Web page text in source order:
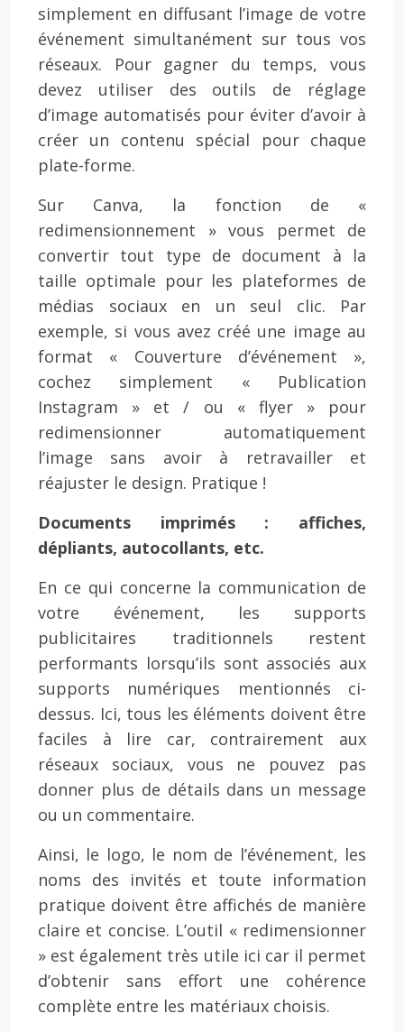
simplement en diffusant l’image de votre
événement simultanément sur tous vos
réseaux. Pour gagner du temps, vous
devez utiliser des outils de réglage
d’image automatisés pour éviter d’avoir à
créer un contenu spécial pour chaque
plate-forme.
Sur Canva, la fonction de «
redimensionnement » vous permet de
convertir tout type de document à la
taille optimale pour les plateformes de
médias sociaux en un seul clic. Par
exemple, si vous avez créé une image au
format « Couverture d’événement »,
cochez simplement « Publication
Instagram » et / ou « flyer » pour
redimensionner automatiquement
l’image sans avoir à retravailler et
réajuster le design. Pratique !
Documents imprimés : affiches,
dépliants, autocollants, etc.
En ce qui concerne la communication de
votre événement, les supports
publicitaires traditionnels restent
performants lorsqu’ils sont associés aux
supports numériques mentionnés ci-
dessus. Ici, tous les éléments doivent être
faciles à lire car, contrairement aux
réseaux sociaux, vous ne pouvez pas
donner plus de détails dans un message
ou un commentaire.
Ainsi, le logo, le nom de l’événement, les
noms des invités et toute information
pratique doivent être affichés de manière
claire et concise. L’outil « redimensionner
» est également très utile ici car il permet
d’obtenir sans effort une cohérence
complète entre les matériaux choisis.